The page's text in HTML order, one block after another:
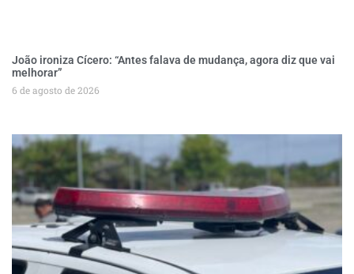
João ironiza Cícero: “Antes falava de mudança, agora diz que vai
melhorar”
6 de agosto de 2026